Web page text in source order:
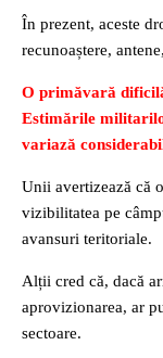
În prezent, aceste
recunoaștere,
O primăvară
Estimările
variază
Unii avertizează că
vizibilitatea pe
avansuri teritoriale.
Alții cred că, dacă
aprovizionarea, ar
sectoare.